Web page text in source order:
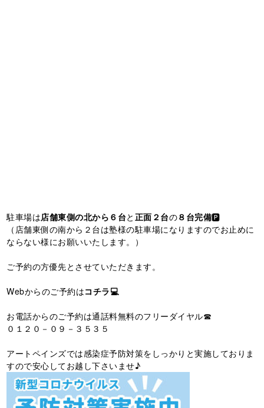
駐車場は店舗東側の北から６台と 正面２台の８台完備🅿️
（店舗東側の南から２台は塾様の駐車場になりますのでお止めに
ならない様にお願いいたします。）
ご予約の方優先とさせていただきます。
Webからのご予約はコチラ💻
お電話からのご予約は通話料無料のフリーダイヤル☎
０１２０－０９－３５３５
アートペインズでは感染症予防対策をしっかりと実施しておりま
すので安心してお越し下さいませ♪